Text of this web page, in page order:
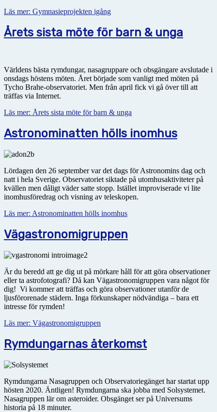
Läs mer: Gymnasieprojekten igång
Årets sista möte för barn & unga
Världens bästa rymdungar, nasagruppare och obsgängare avslutade i
onsdags höstens möten. Året började som vanligt med möten på
Tycho Brahe-observatoriet. Men från april fick vi gå över till att
träffas via Internet.
Läs mer: Årets sista möte för barn & unga
Astronominatten hölls inomhus
Lördagen den 26 september var det dags för Astronomins dag och
natt i hela Sverige. Observatoriet siktade på utomhusaktiviteter på
kvällen men dåligt väder satte stopp. Istället improviserade vi lite
inomhusföredrag och visning av teleskopen.
Läs mer: Astronominatten hölls inomhus
Vägastronomigruppen
Är du beredd att ge dig ut på mörkare håll för att göra observationer
eller ta astrofotografi? Då kan Vägastronomigruppen vara något för
dig! Vi kommer att träffas och göra observationer utanför de
ljusförorenade städern. Inga förkunskaper nödvändiga – bara ett
intresse för rymden!
Läs mer: Vägastronomigruppen
Rymdungarnas återkomst
Rymdungarna Nasagruppen och Observatoriegänget har startat upp
hösten 2020. Äntligen! Rymdungarna ska jobba med Solsystemet.
Nasagruppen lär om asteroider. Obsgänget ser på Universums
historia på 18 minuter.